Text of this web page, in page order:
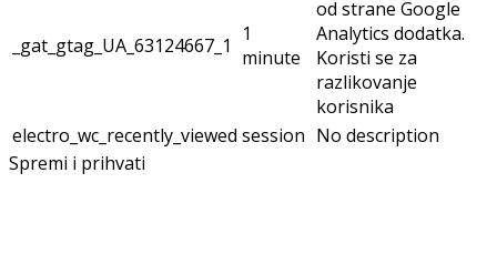
_gat_gtag_UA_63124667_1
1
minute
od strane Google
Analytics dodatka.
Koristi se za
razlikovanje
korisnika
electro_wc_recently_viewed session No description
Spremi i prihvati